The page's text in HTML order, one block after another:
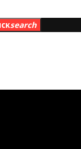
search